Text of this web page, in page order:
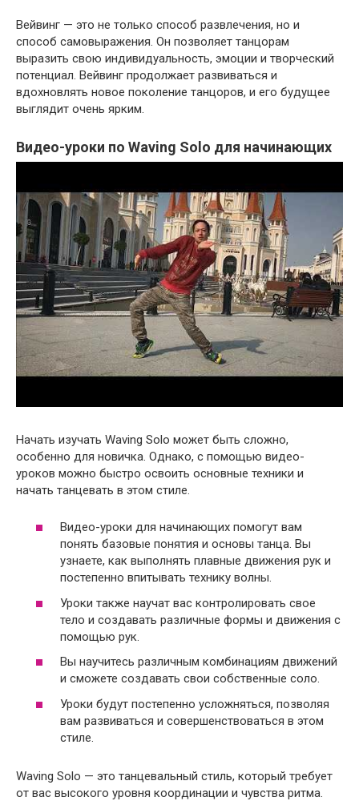
Вейвинг — это не только способ развлечения, но и
способ самовыражения. Он позволяет танцорам
выразить свою индивидуальность, эмоции и творческий
потенциал. Вейвинг продолжает развиваться и
вдохновлять новое поколение танцоров, и его будущее
выглядит очень ярким.
Видео-уроки по Waving Solo для начинающих
Начать изучать Waving Solo может быть сложно,
особенно для новичка. Однако, с помощью видео-
уроков можно быстро освоить основные техники и
начать танцевать в этом стиле.
Видео-уроки для начинающих помогут вам
понять базовые понятия и основы танца. Вы
узнаете, как выполнять плавные движения рук и
постепенно впитывать технику волны.
Уроки также научат вас контролировать свое
тело и создавать различные формы и движения с
помощью рук.
Вы научитесь различным комбинациям движений
и сможете создавать свои собственные соло.
Уроки будут постепенно усложняться, позволяя
вам развиваться и совершенствоваться в этом
стиле.
Waving Solo — это танцевальный стиль, который требует
от вас высокого уровня координации и чувства ритма.